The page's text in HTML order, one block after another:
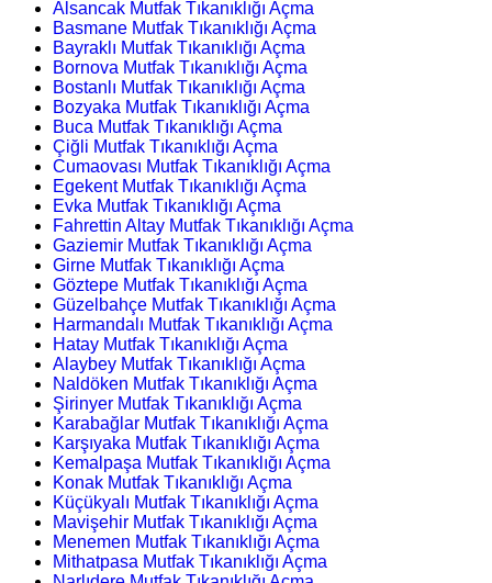
Alsancak Mutfak Tıkanıklığı Açma
Basmane Mutfak Tıkanıklığı Açma
Bayraklı Mutfak Tıkanıklığı Açma
Bornova Mutfak Tıkanıklığı Açma
Bostanlı Mutfak Tıkanıklığı Açma
Bozyaka Mutfak Tıkanıklığı Açma
Buca Mutfak Tıkanıklığı Açma
Çiğli Mutfak Tıkanıklığı Açma
Cumaovası Mutfak Tıkanıklığı Açma
Egekent Mutfak Tıkanıklığı Açma
Evka Mutfak Tıkanıklığı Açma
Fahrettin Altay Mutfak Tıkanıklığı Açma
Gaziemir Mutfak Tıkanıklığı Açma
Girne Mutfak Tıkanıklığı Açma
Göztepe Mutfak Tıkanıklığı Açma
Güzelbahçe Mutfak Tıkanıklığı Açma
Harmandalı Mutfak Tıkanıklığı Açma
Hatay Mutfak Tıkanıklığı Açma
Alaybey Mutfak Tıkanıklığı Açma
Naldöken Mutfak Tıkanıklığı Açma
Şirinyer Mutfak Tıkanıklığı Açma
Karabağlar Mutfak Tıkanıklığı Açma
Karşıyaka Mutfak Tıkanıklığı Açma
Kemalpaşa Mutfak Tıkanıklığı Açma
Konak Mutfak Tıkanıklığı Açma
Küçükyalı Mutfak Tıkanıklığı Açma
Mavişehir Mutfak Tıkanıklığı Açma
Menemen Mutfak Tıkanıklığı Açma
Mithatpasa Mutfak Tıkanıklığı Açma